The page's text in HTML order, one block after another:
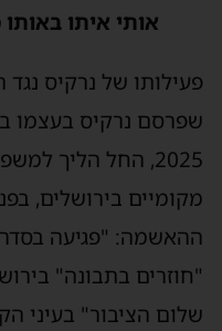
אותי איתו
פעילותו של נרקיס
2025, החל הליך
מקומיים בירושלים,
ההאשמה: "פגיעה בסדר
"חוזרים בתבונה"
שלום הציבור" בעיני